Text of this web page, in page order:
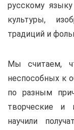
русскому
культуры,
традиций и
Мы считаем,
неспособных к
по разным
творческие и
научили